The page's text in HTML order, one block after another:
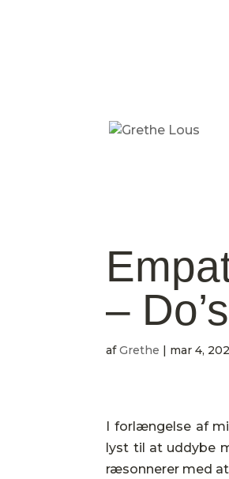
–
afGrethe mar 4,
I forlængelse af
lyst til at uddybe
ræsonnerer med